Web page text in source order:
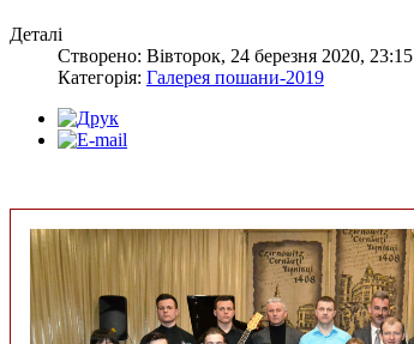
Деталі
Створено: Вівторок, 24 березня 2020, 23:15
Категорія: Галерея пошани-2019